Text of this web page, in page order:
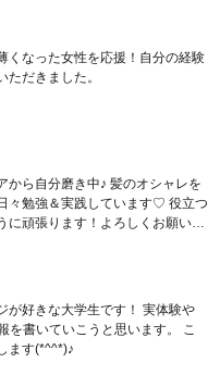
くなった女性を応援！自分の経験
ただきました。
から自分磨き中♪ 髪のオシャレを
々勉強＆実践しています♡ 役立つ
に頑張ります！よろしくお願いし
が好きな大学生です！ 実体験や
を書いていこうと思います。 こ
ます(*^^*)♪